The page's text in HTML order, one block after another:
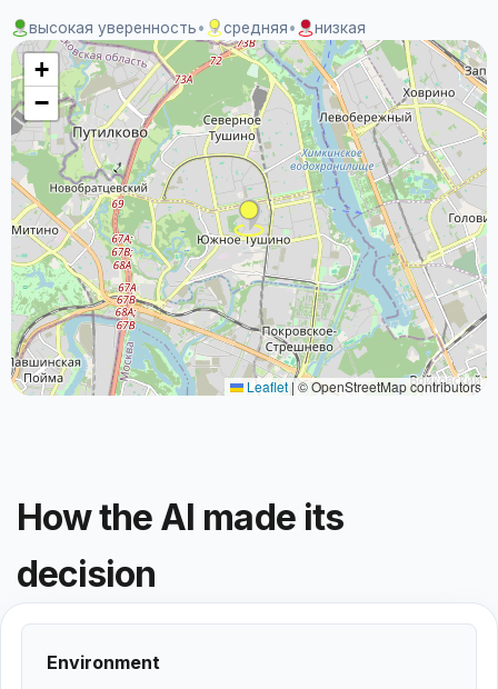
высокая уверенность• средняя• низкая
+
−
Leaflet |© OpenStreetMap contributors
How the AI made its
decision
Environment